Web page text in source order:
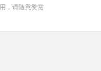
，请随意赞赏